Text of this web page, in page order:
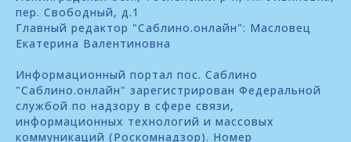
пер. Свободный, д.1
Главный редактор "Саблино.онлайн": Масловец
Екатерина Валентиновна
Информационный портал пос. Саблино
"Саблино.онлайн" зарегистрирован Федеральной
службой по надзору в сфере связи,
информационных технологий и массовых
коммуникаций (Роскомнадзор). Номер